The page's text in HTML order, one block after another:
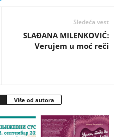
Sledeća vest
SLAĐANA MILENKOVIĆ:
Verujem u moć reči
Više od autora